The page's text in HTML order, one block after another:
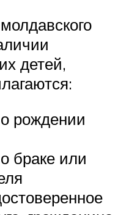
детей,
рождении
браке или